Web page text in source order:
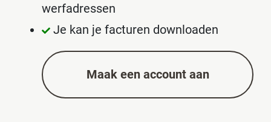
werfadressen
Je kan je facturen downloaden
Maak een account aan